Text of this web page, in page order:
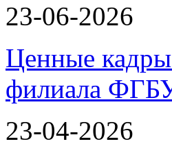
23-06-2026
Ценные
филиала
23-04-2026